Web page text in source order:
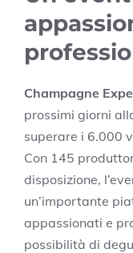
Champagne
prossimi giorni
superare i 6.000
Con 145
disposizione,
un’importante
appassionati e
possibilità di